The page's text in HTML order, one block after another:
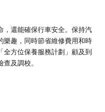
，還能確保行車安全。保持汽
樂趣，同時節省維修費用和時
全方位保養服務計劃」顧及到
及調校。